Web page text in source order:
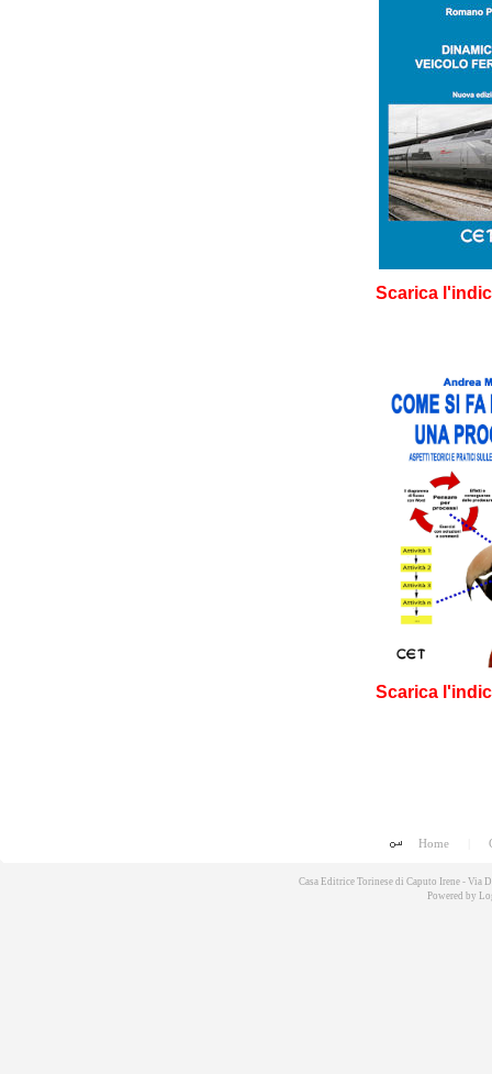
Scarica
Scarica
Home
Casa Editrice Torinese di Caputo Irene - Via
Powered by